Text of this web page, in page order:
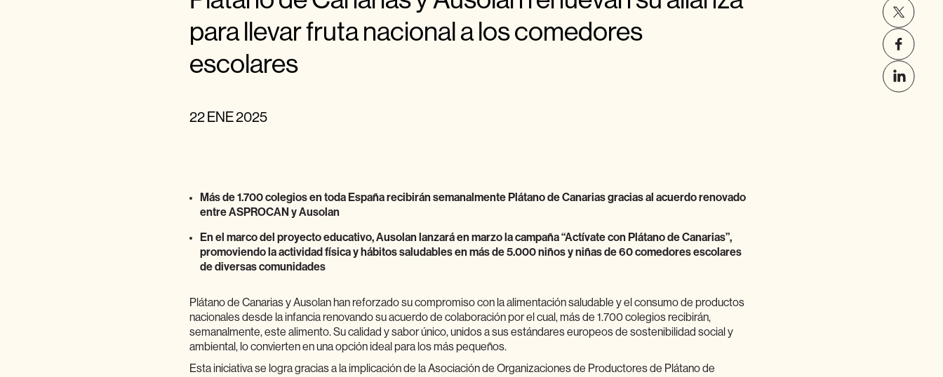
para llevar fruta nacional a los comedores
escolares
22 ENE 2025
Más de 1.700 colegios en toda España recibirán semanalmente Plátano de Canarias gracias al acuerdo renovado
entre ASPROCAN y Ausolan
En el marco del proyecto educativo, Ausolan lanzará en marzo la campaña “Actívate con Plátano de Canarias”,
promoviendo la actividad física y hábitos saludables en más de 5.000 niños y niñas de 60 comedores escolares
de diversas comunidades
Plátano de Canarias y Ausolan han reforzado su compromiso con la alimentación saludable y el consumo de productos
nacionales desde la infancia renovando su acuerdo de colaboración por el cual, más de 1.700 colegios recibirán,
semanalmente, este alimento. Su calidad y sabor único, unidos a sus estándares europeos de sostenibilidad social y
ambiental, lo convierten en una opción ideal para los más pequeños.
Esta iniciativa se logra gracias a la implicación de la Asociación de Organizaciones de Productores de Plátano de